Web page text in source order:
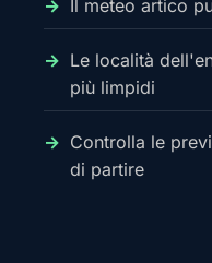
Il meteo artico
Le località
più limpidi
Controlla le
di partire